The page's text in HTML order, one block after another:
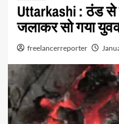
Uttarkashi : ठंड
जलाकर सो गया
freelancerreporter